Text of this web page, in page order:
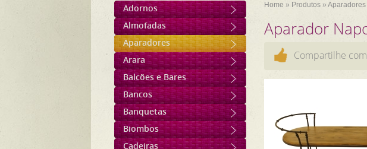
Home » Produtos » Aparadores
Aparador
Compartilhe
Adornos
Almofadas
Aparadores
Arara
Balcões e Bares
Bancos
Banquetas
Biombos
Cadeiras